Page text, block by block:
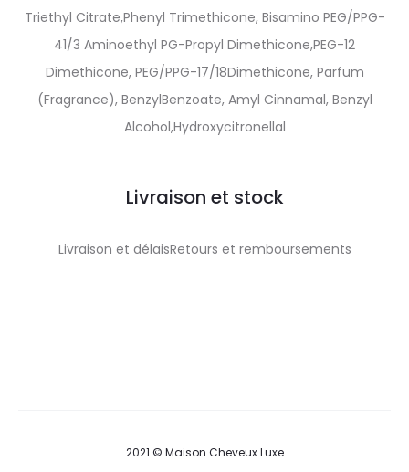
Triethyl Citrate,Phenyl Trimethicone, Bisamino PEG/PPG-
41/3 Aminoethyl PG-Propyl Dimethicone,PEG-12
Dimethicone, PEG/PPG-17/18Dimethicone, Parfum
(Fragrance), BenzylBenzoate, Amyl Cinnamal, Benzyl
Alcohol,Hydroxycitronellal
Livraison et stock
Livraison et délaisRetours et remboursements
2021 © Maison Cheveux Luxe